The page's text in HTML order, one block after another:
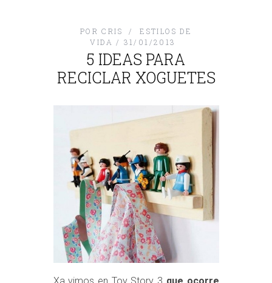
POR CRIS
ESTILOS DE
VIDA
31/01/2013
5 IDEAS PARA
RECICLAR XOGUETES